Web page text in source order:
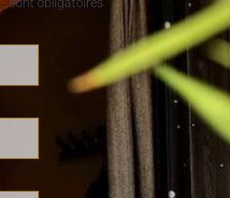
*sont obligatoires